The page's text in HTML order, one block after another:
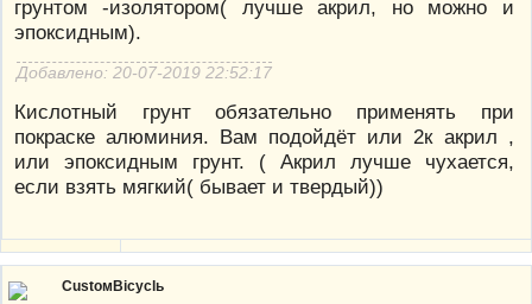
грунтом -изолятором( лучше акрил, но можно и
эпоксидным).
Добавлено: 20-07-2019 22:52:17
Кислотный грунт обязательно применять при
покраске алюминия. Вам подойдёт или 2к акрил ,
или эпоксидным грунт. ( Акрил лучше чухается,
если взять мягкий( бывает и твердый))
CustoмBicyclь